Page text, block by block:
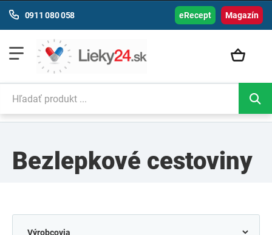
Magazín
0911 080 058 eRecept
Bezlepkové cestoviny